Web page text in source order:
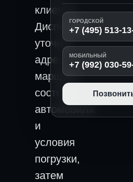
клиента.
Диспетчер
уточнит
адрес,
маршрут,
состояние
автомобиля
и
условия
погрузки,
затем
ГОРОДСКОЙ
+7 (495) 513-
МОБИЛЬНЫЙ
+7 (992) 030-